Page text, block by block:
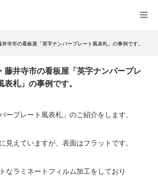
井寺市の看板屋「英字ナンバープレート風表札」の事例です。
藤井寺市の看板屋「英字ナンバープレ
表札」の事例です。
ープレート風表札」のご紹介をします。
見えていますが、表面はフラットです。
なラミネートフィルム加工をしており